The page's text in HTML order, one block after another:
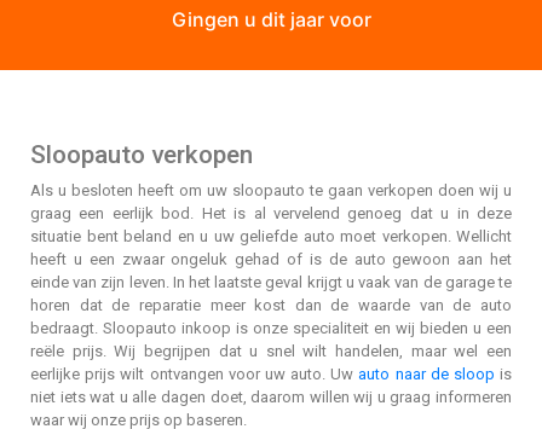
Gingen u dit jaar voor
Sloopauto verkopen
Als u besloten heeft om uw sloopauto te gaan verkopen doen wij u
graag een eerlijk bod. Het is al vervelend genoeg dat u in deze
situatie bent beland en u uw geliefde auto moet verkopen. Wellicht
heeft u een zwaar ongeluk gehad of is de auto gewoon aan het
einde van zijn leven. In het laatste geval krijgt u vaak van de garage te
horen dat de reparatie meer kost dan de waarde van de auto
bedraagt. Sloopauto inkoop is onze specialiteit en wij bieden u een
reële prijs. Wij begrijpen dat u snel wilt handelen, maar wel een
eerlijke prijs wilt ontvangen voor uw auto. Uwauto naar de sloop is
niet iets wat u alle dagen doet, daarom willen wij u graag informeren
waar wij onze prijs op baseren.